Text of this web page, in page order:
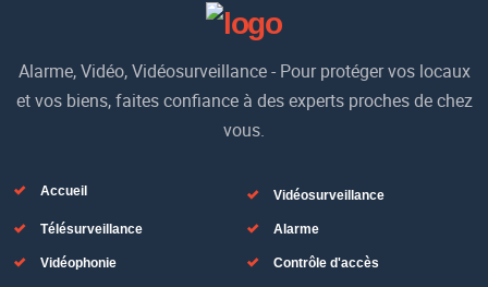
Alarme, Vidéo, Vidéosurveillance - Pour protéger vos locaux
et vos biens, faites confiance à des experts proches de chez
vous.
Accueil Vidéosurveillance
Télésurveillance Alarme
Vidéophonie Contrôle d'accès